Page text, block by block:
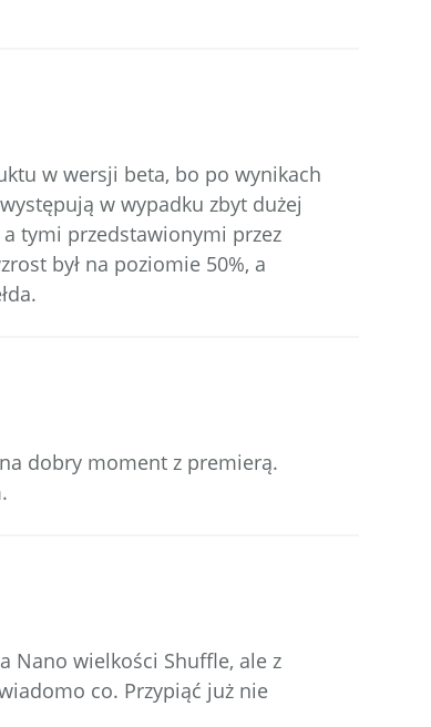
w wersji beta, bo po wynikach
w wypadku zbyt dużej
tymi przedstawionymi przez
był na poziomie 50%, a
dobry moment z premierą.
Nano wielkości Shuffle, ale z
co. Przypiąć już nie